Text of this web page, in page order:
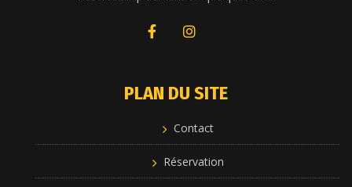
PLAN DU SITE
Contact
Réservation